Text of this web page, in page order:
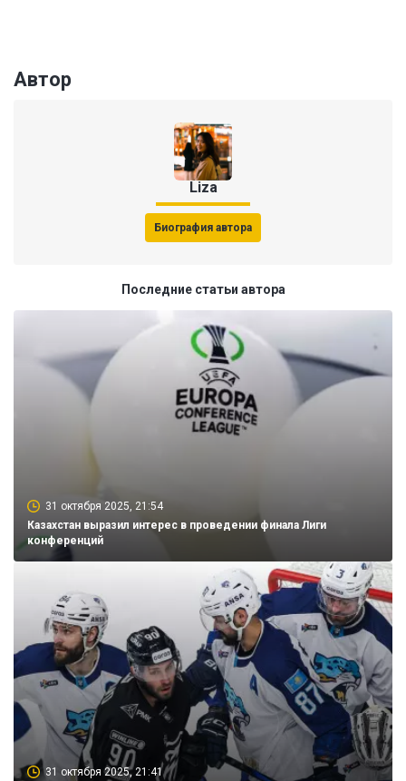
Автор
Liza
Биография автора
Последние статьи автора
31 октября 2025, 21:54
Казахстан выразил интерес в проведении финала Лиги
конференций
31 октября 2025, 21:41